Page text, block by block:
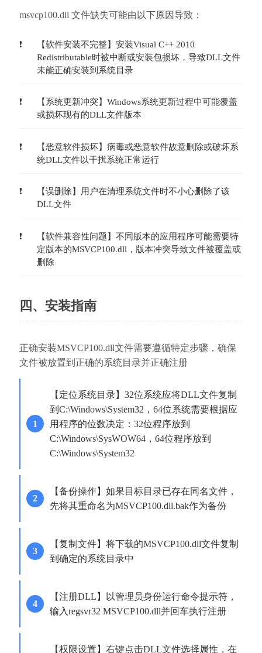
msvcp100.dll 文件缺失可能由以下原因导致：
【软件安装不完整】安装Visual C++ 2010
Redistributable时被中断或安装包损坏，导致DLL文件
未能正确安装到系统目录
【系统更新冲突】Windows系统更新过程中可能覆盖
或损坏现有的DLL文件版本
【恶意软件损坏】病毒或恶意软件故意删除或破坏系
统DLL文件以干扰系统正常运行
【误删除】用户在清理系统文件时不小心删除了该
DLL文件
【软件兼容性问题】不同版本的应用程序可能需要特
定版本的MSVCP100.dll，版本冲突导致文件被覆盖或
删除
四、安装指南
正确安装MSVCP100.dll文件需要遵循特定步骤，确保
文件被放置到正确的系统目录并正确注册
【定位系统目录】32位系统应将DLL文件复制
到C:\Windows\System32，64位系统需要根据应
用程序的位数决定：32位程序放到
C:\Windows\SysWOW64，64位程序放到
C:\Windows\System32
【备份操作】如果目标目录已存在同名文件，
先将其重命名为MSVCP100.dll.bak作为备份
【复制文件】将下载的MSVCP100.dll文件复制
到确定的系统目录中
【注册DLL】以管理员身份运行命令提示符，
输入regsvr32 MSVCP100.dll并回车执行注册
【权限设置】右键点击DLL文件选择属性，在